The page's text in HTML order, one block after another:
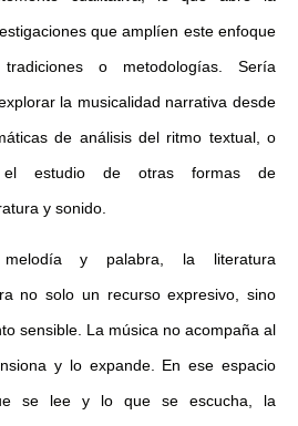
que amplíen este enfoque
o metodologías. Sería
la musicalidad narrativa desde
de análisis del ritmo textual, o
el estudio de otras formas de
y sonido.
y palabra, la literatura
no solo un recurso expresivo, sino
sensible. La música no acompaña al
y lo expande. En ese espacio
se lee y lo que se escucha, la